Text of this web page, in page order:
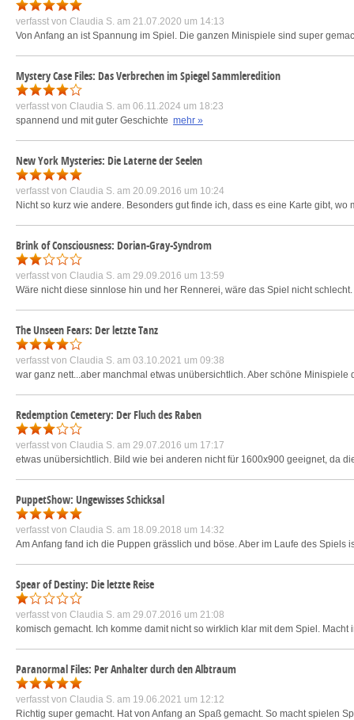
verfasst von Claudia S. am 21.07.2020 um 14:13
Von Anfang an ist Spannung im Spiel. Die ganzen Minispiele sind super
Mystery Case Files: Das Verbrechen im Spiegel Sammleredition
verfasst von Claudia S. am 06.11.2024 um 18:23
spannend und mit guter Geschichte mehr »
New York Mysteries: Die Laterne der Seelen
verfasst von Claudia S. am 20.09.2016 um 10:24
Nicht so kurz wie andere. Besonders gut finde ich, dass es eine Karte gibt,
Brink of Consciousness: Dorian-Gray-Syndrom
verfasst von Claudia S. am 29.09.2016 um 13:59
Wäre nicht diese sinnlose hin und her Rennerei, wäre das Spiel nicht
The Unseen Fears: Der letzte Tanz
verfasst von Claudia S. am 03.10.2021 um 09:38
war ganz nett...aber manchmal etwas unübersichtlich. Aber schöne
Redemption Cemetery: Der Fluch des Raben
verfasst von Claudia S. am 29.07.2016 um 17:17
etwas unübersichtlich. Bild wie bei anderen nicht für 1600x900 geeignet, da
PuppetShow: Ungewisses Schicksal
verfasst von Claudia S. am 18.09.2018 um 14:32
Am Anfang fand ich die Puppen grässlich und böse. Aber im Laufe des
Spear of Destiny: Die letzte Reise
verfasst von Claudia S. am 29.07.2016 um 21:08
komisch gemacht. Ich komme damit nicht so wirklich klar mit dem Spiel.
Paranormal Files: Per Anhalter durch den Albtraum
verfasst von Claudia S. am 19.06.2021 um 12:12
Richtig super gemacht. Hat von Anfang an Spaß gemacht. So macht spielen